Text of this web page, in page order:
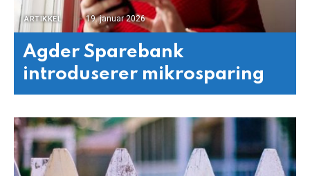
ARTIKKEL 19. januar 2026
Agder Sparebank
introduserer mikrosparing